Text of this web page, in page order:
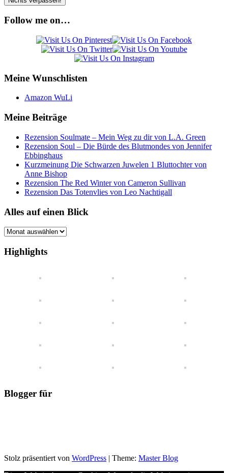
Follow me on…
Meine Wunschlisten
Amazon WuLi
Meine Beiträge
Rezension Soulmate – Mein Weg zu dir von L.A. Green
Rezension Soul – Die Bürde des Blutmondes von Jennifer
Ebbinghaus
Kurzmeinung Die Schwarzen Juwelen 1 Bluttochter von
Anne Bishop
Rezension The Red Winter von Cameron Sullivan
Rezension Das Totenvlies von Leo Nachtigall
Alles auf einen Blick
Alles
einen
Blick
Highlights
Blogger für
Stolz präsentiert von WordPress | Theme: Master Blog